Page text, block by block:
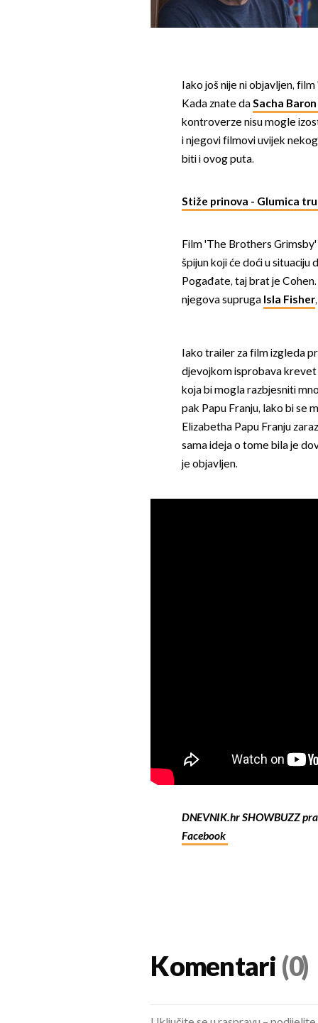
Iako još nije ni objavljen, film
Kada znate daSacha
kontroverze nisu mogle
i njegovi filmovi uvijek
biti i ovog puta.
Stiže prinova - Glumica
Film 'The Brothers
špijun koji će doći u situaciju
Pogađate, taj brat je
njegova supruga Isla Fisher
Iako trailer za film izgleda
djevojkom isprobava
koja bi mogla razbjesniti
pak Papu Franju, lako bi se
Elizabetha Papu Franju
sama ideja o tome bila je
je objavljen.
DNEVNIK.hr SHOWBUZZ
Facebook
Komentari (0)